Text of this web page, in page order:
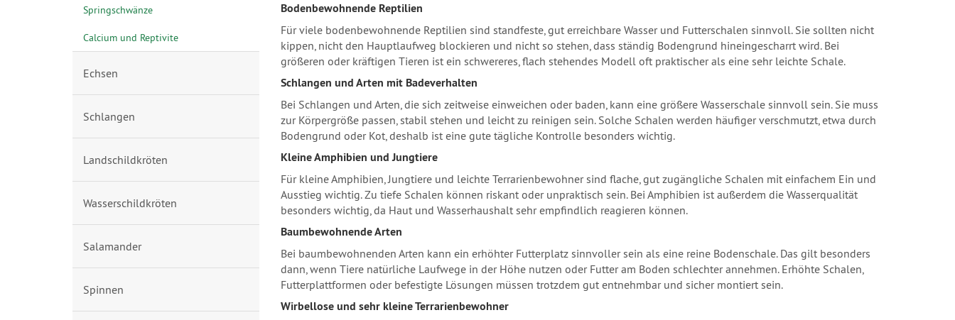
Bodenbewohnende Reptilien
Für viele bodenbewohnende Reptilien sind standfeste, gut erreichbare Wasser und Futterschalen sinnvoll. Sie sollten nicht
kippen, nicht den Hauptlaufweg blockieren und nicht so stehen, dass ständig Bodengrund hineingescharrt wird. Bei
größeren oder kräftigen Tieren ist ein schwereres, flach stehendes Modell oft praktischer als eine sehr leichte Schale.
Schlangen und Arten mit Badeverhalten
Bei Schlangen und Arten, die sich zeitweise einweichen oder baden, kann eine größere Wasserschale sinnvoll sein. Sie muss
zur Körpergröße passen, stabil stehen und leicht zu reinigen sein. Solche Schalen werden häufiger verschmutzt, etwa durch
Bodengrund oder Kot, deshalb ist eine gute tägliche Kontrolle besonders wichtig.
Kleine Amphibien und Jungtiere
Für kleine Amphibien, Jungtiere und leichte Terrarienbewohner sind flache, gut zugängliche Schalen mit einfachem Ein und
Ausstieg wichtig. Zu tiefe Schalen können riskant oder unpraktisch sein. Bei Amphibien ist außerdem die Wasserqualität
besonders wichtig, da Haut und Wasserhaushalt sehr empfindlich reagieren können.
Baumbewohnende Arten
Bei baumbewohnenden Arten kann ein erhöhter Futterplatz sinnvoller sein als eine reine Bodenschale. Das gilt besonders
dann, wenn Tiere natürliche Laufwege in der Höhe nutzen oder Futter am Boden schlechter annehmen. Erhöhte Schalen,
Futterplattformen oder befestigte Lösungen müssen trotzdem gut entnehmbar und sicher montiert sein.
Wirbellose und sehr kleine Terrarienbewohner
Springschwänze
Calcium und Reptivite
Echsen
Schlangen
Landschildkröten
Wasserschildkröten
Salamander
Spinnen